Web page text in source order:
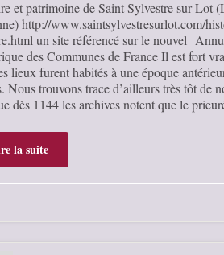
et patrimoine de Saint Sylvestre sur Lot
http://www.saintsylvestresurlot.com/
un site référencé sur le nouvel
des Communes de France Il est fort
lieux furent habités à une époque
Nous trouvons trace d’ailleurs très tôt de
dès 1144 les archives notent que le
la suite